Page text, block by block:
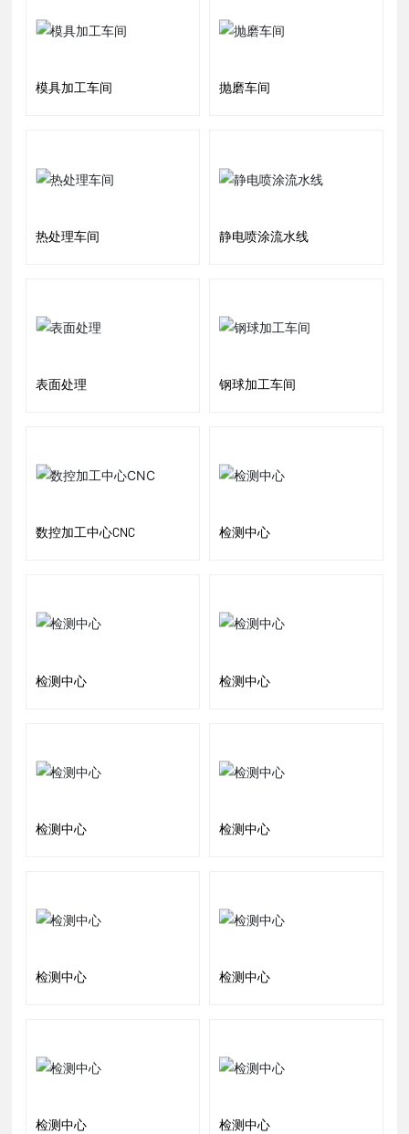
模具加工车间 抛磨车间
热处理车间 静电喷涂流水线
表面处理 钢球加工车间
数控加工中心CNC 检测中心
检测中心 检测中心
检测中心 检测中心
检测中心 检测中心
检测中心 检测中心